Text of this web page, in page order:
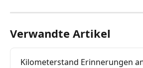
Verwandte Artikel
Kilometerstand Erinnerungen